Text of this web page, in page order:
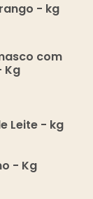
- kg
com
Kg
Leite - kg
- Kg